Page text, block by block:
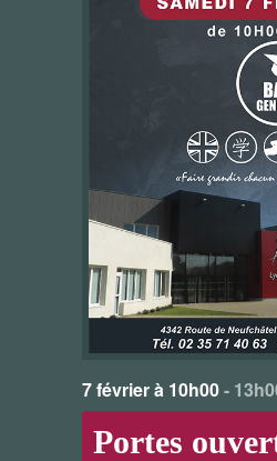
Portes
7 février à 10h00-